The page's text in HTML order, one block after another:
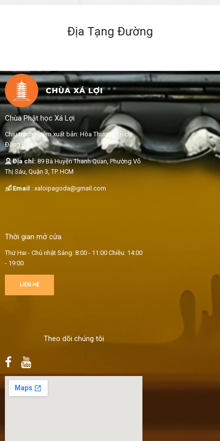
Địa Tạng Đường
Chùa Phật học Xá Lợi
Chịu trách nhiệm xuất bản: Hòa Thượng Thích
Đồng Bổn
Địa chỉ: 89 Bà Huyện Thanh Quan, Phường Võ
Thị Sáu, Quận 3, TP. HCM
Email : xaloipagoda@gmail.com
Thời gian mở cửa
Thứ Hai - Chủ nhật Sáng: 8:00 - 11:00 Chiều: 14:00
- 19:00
LIÊN HỆ
Theo dõi chúng tôi